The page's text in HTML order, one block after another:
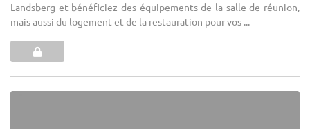
Landsberg et bénéficiez des équipements de la salle de réunion,
mais aussi du logement et de la restauration pour vos ...